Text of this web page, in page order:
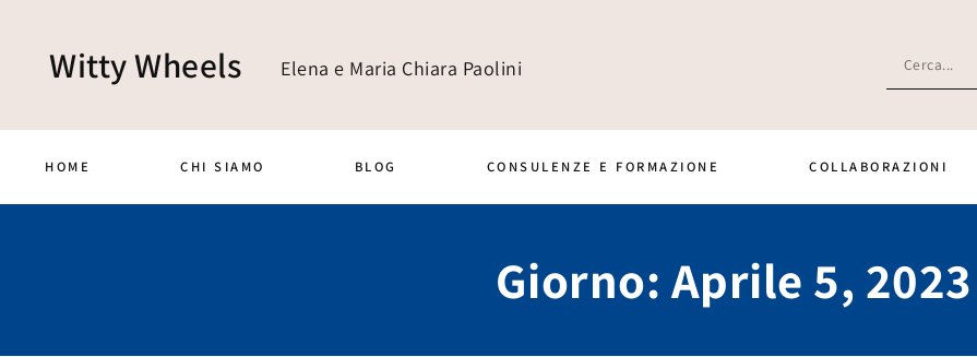
Witty Wheels Elena e Maria Chiara Paolini
HOME CHI SIAMO BLOG CONSULENZE E FORMAZIONE COLLABORAZIONI
Giorno: Aprile 5, 2023